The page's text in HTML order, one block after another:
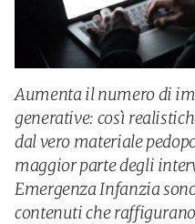
Aumenta il numero di
generative: così
dal vero materiale
maggior parte degli
Emergenza Infanzia
contenuti che